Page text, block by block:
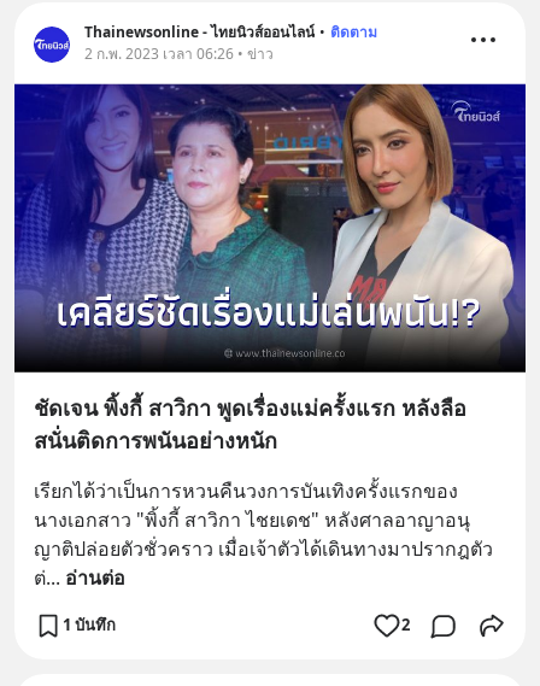
Thainewsonline - ไทยนิวส์ออนไลน์ • ติดตาม
2 ก.พ. 2023 เวลา 06:26 • ข่าว
ชัดเจน พิ้งกี้ สาวิกา พูดเรื่องแม่ครั้งแรก หลังลือ
สนั่นติดการพนันอย่างหนัก
เรียกได้ว่าเป็นการหวนคืนวงการบันเทิงครั้งแรกของ
นางเอกสาว "พิ้งกี้ สาวิกา ไชยเดช" หลังศาลอาญาอนุ
ญาติปล่อยตัวชั่วคราว เมื่อเจ้าตัวได้เดินทางมาปรากฎตัว
ต่... อ่านต่อ
1 บันทึก 2